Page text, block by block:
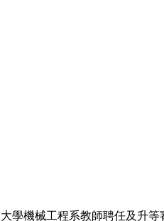
學機械工程系教師聘任及升等